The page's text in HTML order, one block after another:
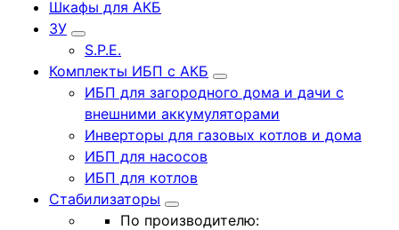
Шкафы для АКБ
ЗУ
S.P.E.
Комплекты ИБП с АКБ
ИБП для загородного дома и дачи с
внешними аккумуляторами
Инверторы для газовых котлов и дома
ИБП для насосов
ИБП для котлов
Стабилизаторы
По производителю: